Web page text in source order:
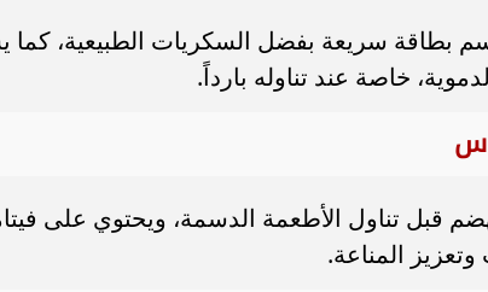
بطاقة سريعة بفضل السكريات الطبيعية،
خاصة عند تناوله بارداً.
المناعة.